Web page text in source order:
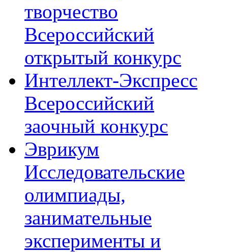
творчество
Всероссийский
открытый конкурс
Интеллект-Экспресс
Всероссийский
заочный конкурс
Эврикум
Исследовательские
олимпиады,
занимательные
эксперименты и